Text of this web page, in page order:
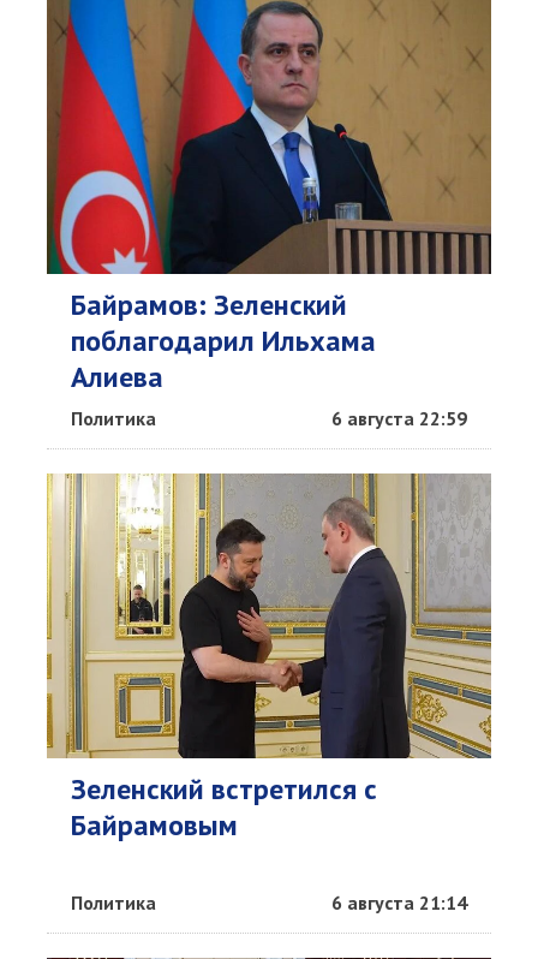
Байрамов: Зеленский
поблагодарил Ильхама
Алиева
Политика 6 августа 22:59
Зеленский встретился с
Байрамовым
Политика 6 августа 21:14